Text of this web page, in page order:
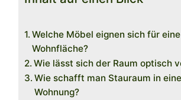
Welche Möbel eignen sich für
Wohnfläche?
Wie lässt sich der Raum optisch
Wie schafft man Stauraum in
Wohnung?